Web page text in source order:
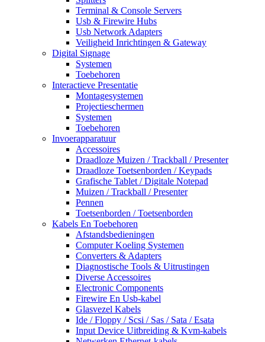
Terminal & Console Servers
Usb & Firewire Hubs
Usb Network Adapters
Veiligheid Inrichtingen & Gateway
Digital Signage
Systemen
Toebehoren
Interactieve Presentatie
Montagesystemen
Projectieschermen
Systemen
Toebehoren
Invoerapparatuur
Accessoires
Draadloze Muizen / Trackball / Presenter
Draadloze Toetsenborden / Keypads
Grafische Tablet / Digitale Notepad
Muizen / Trackball / Presenter
Pennen
Toetsenborden / Toetsenborden
Kabels En Toebehoren
Afstandsbedieningen
Computer Koeling Systemen
Converters & Adapters
Diagnostische Tools & Uitrustingen
Diverse Accessoires
Electronic Components
Firewire En Usb-kabel
Glasvezel Kabels
Ide / Floppy / Scsi / Sas / Sata / Esata
Input Device Uitbreiding & Kvm-kabels